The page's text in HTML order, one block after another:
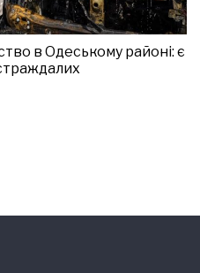
в Одеському районі: є